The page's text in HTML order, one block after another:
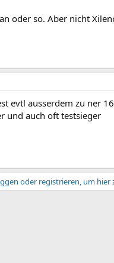
oder so. Aber nicht
evtl ausserdem zu ner
und auch oft testsieger
oder registrieren, um hier